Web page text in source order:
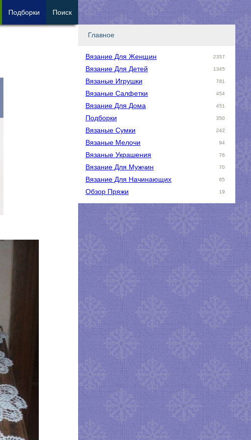
Главное
Вязание Для Женщин 2357
Вязание Для Детей 1345
Вязаные Игрушки 781
Вязаные Салфетки 454
Вязание Для Дома 451
Подборки 350
Вязаные Сумки 242
Вязаные Мелочи 94
Вязаные Украшения 76
Вязание Для Мужчин 70
Вязание Для Начинающих 65
Обзор Пряжи 19
Подборки Поиск